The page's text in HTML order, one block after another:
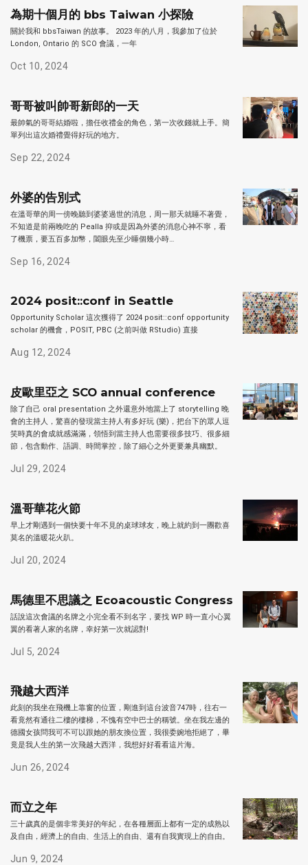
為期十個月的 bbs Taiwan 小探險
關於我和 bbsTaiwan 的故事。 2023 年的八月，我參加了位於
London, Ontario 的 SCO 會議，一年
Oct 10, 2024
哥哥被叫帥哥新郎的一天
最帥氣的哥哥結婚啦，擔任收禮金的角色，第一次收錢就上手。簡
單列出這次婚禮覺得好玩的地方。
Sep 22, 2024
外婆的告別式
在溫哥華的周一傍晚聽到婆婆過世的消息，周一那天就睡不著覺，
不知道是前兩晚吃的 Pealla 抑或是因為外婆的消息心神不寧，看
了機票，要五百多加幣，闔眼先至少睡個幾小時…
Sep 16, 2024
2024 posit::conf in Seattle
Opportunity Scholar 這次獲得了 2024 posit::conf opportunity
scholar 的機會，POSIT, PBC (之前叫做 RStudio) 直接
Aug 12, 2024
皮歐里亞之 SCO annual conference
除了自己 oral presentation 之外還意外地當上了 storytelling 晚
會的主持人，驚喜的發現當主持人有多好玩 (樂)，把台下的眾人逗
笑時真的會成就感滿滿，領悟到當主持人也需要很多技巧、很多細
節，包含動作、語調、時間掌控，除了細心之外更要兼具幽默。
Jul 29, 2024
溫哥華花火節
早上才剛遇到一個快要十年不見的桌球球友，晚上就約到一團歡喜
莫名的溫暖花火趴。
Jul 20, 2024
馬德里不思議之 Ecoacoustic Congress
話說這次會議的名牌之小完全看不到名字，要找 WP 時一直小心翼
翼的看著人家的名牌，幸好第一次就認對!
Jul 5, 2024
飛越大西洋
此刻的我坐在飛機上靠窗的位置，剛進到這台波音747時，往右一
看竟然有通往二樓的樓梯，不愧有空中巴士的稱號。坐在我左邊的
德國女孩問我可不可以跟她的朋友換位置，我很委婉地拒絕了，畢
竟是我人生的第一次飛越大西洋，我想好好看看這片海。
Jun 26, 2024
而立之年
三十歲真的是個非常美好的年紀，在各種層面上都有一定的成熟以
及自由，經濟上的自由、生活上的自由、還有自我實現上的自由。
Jun 9, 2024